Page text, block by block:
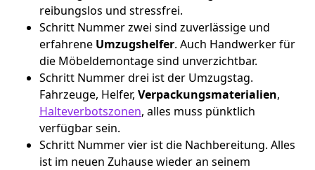
reibungslos und stressfrei.
Schritt Nummer zwei sind zuverlässige und
erfahrene Umzugshelfer. Auch Handwerker für
die Möbeldemontage sind unverzichtbar.
Schritt Nummer drei ist der Umzugstag.
Fahrzeuge, Helfer, Verpackungsmaterialien,
Halteverbotszonen, alles muss pünktlich
verfügbar sein.
Schritt Nummer vier ist die Nachbereitung. Alles
ist im neuen Zuhause wieder an seinem